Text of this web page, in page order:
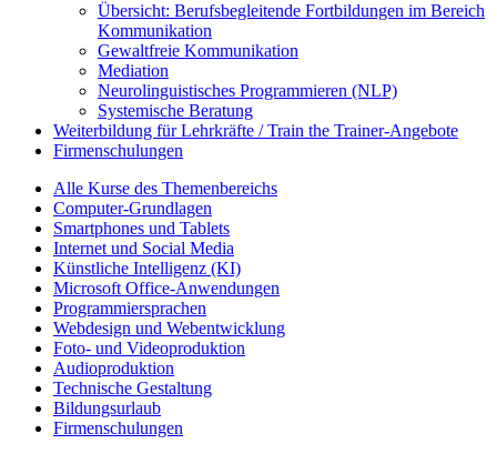
Übersicht: Berufsbegleitende Fortbildungen im Bereich
Kommunikation
Gewaltfreie Kommunikation
Mediation
Neurolinguistisches Programmieren (NLP)
Systemische Beratung
Weiterbildung für Lehrkräfte / Train the Trainer-Angebote
Firmenschulungen
Alle Kurse des Themenbereichs
Computer-Grundlagen
Smartphones und Tablets
Internet und Social Media
Künstliche Intelligenz (KI)
Microsoft Office-Anwendungen
Programmiersprachen
Webdesign und Webentwicklung
Foto- und Videoproduktion
Audioproduktion
Technische Gestaltung
Bildungsurlaub
Firmenschulungen